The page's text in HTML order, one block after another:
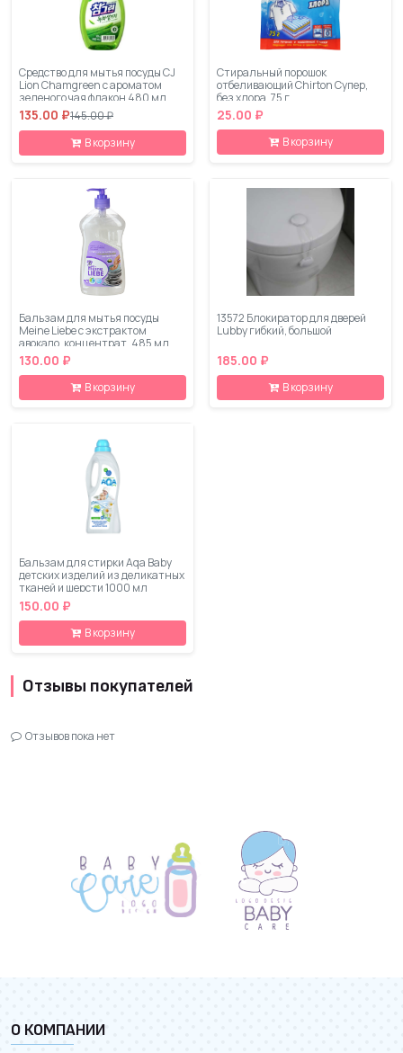
Средство для мытья посуды CJ
Lion Chamgreen с ароматом
зеленого чая флакон 480 мл
135.00 ₽145.00 ₽
В корзину
Стиральный порошок
отбеливающий Chirton Супер,
без хлора, 75 г
25.00 ₽
В корзину
Бальзам для мытья посуды
Meine Liebe с экстрактом
авокадо, концентрат, 485 мл
130.00 ₽
В корзину
13572 Блокиратор для дверей
Lubby гибкий, большой
185.00 ₽
В корзину
Бальзам для стирки Aqa Baby
детских изделий из деликатных
тканей и шерсти 1000 мл
150.00 ₽
В корзину
Отзывы покупателей
Отзывов пока нет
О КОМПАНИИ